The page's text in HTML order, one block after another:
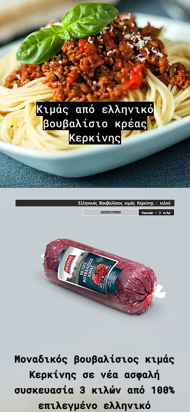
Κιμάς από ελληνικό
βουβαλίσιο κρέας
Κερκίνης
Μοναδικός βουβαλίσιος κιμάς
Κερκίνης σε νέα ασφαλή
συσκευασία 3 κιλών από 100%
επιλεγμένο ελληνικό